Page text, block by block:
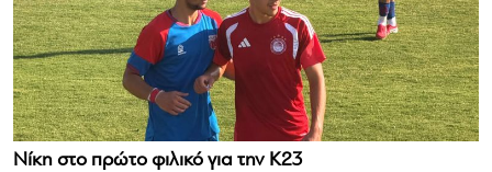
Νίκη στο πρώτο φιλικό για την Κ23